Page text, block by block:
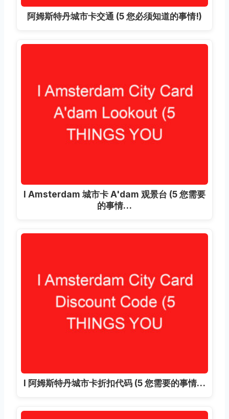
阿姆斯特丹城市卡交通 (5 您必须知道的事情!)
I Amsterdam 城市卡 A'dam 观景台 (5 您需要
的事情…
I 阿姆斯特丹城市卡折扣代码 (5 您需要的事情…